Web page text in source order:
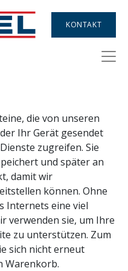
KONTAKT
die von unseren
Ihr Gerät gesendet
zugreifen. Sie
und später an
damit wir
können. Ohne
Internets eine viel
verwenden sie, um Ihre
zu unterstützen. Zum
sich nicht erneut
Warenkorb.